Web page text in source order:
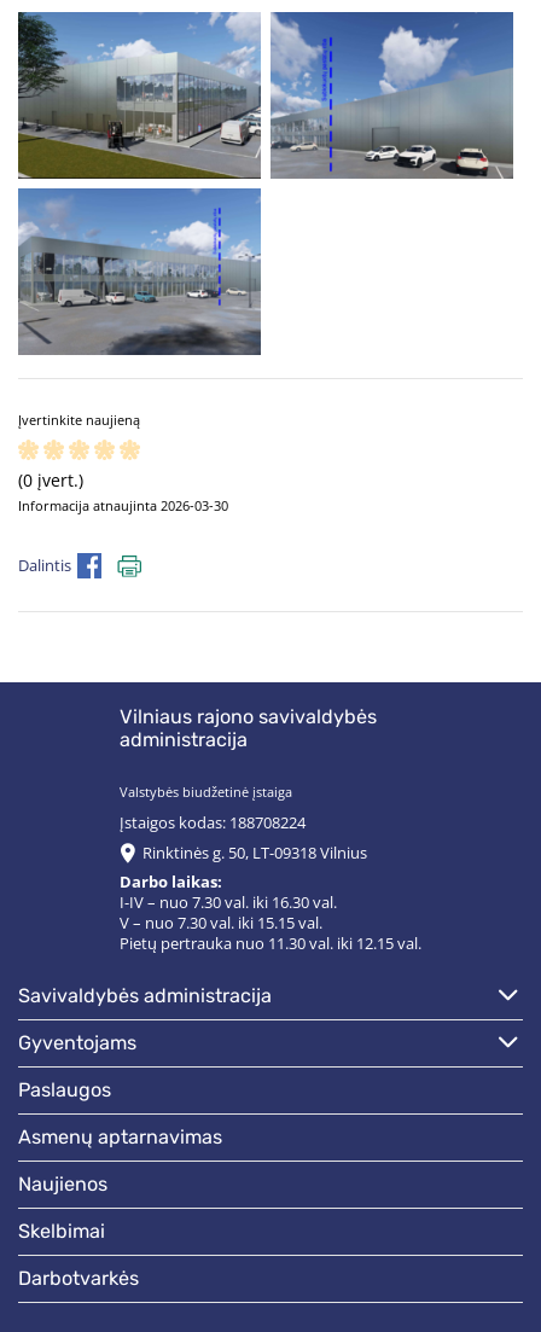
Įvertinkite naujieną
(0 įvert.)
Informacija atnaujinta 2026-03-30
Dalintis
Vilniaus rajono savivaldybės
administracija
Valstybės biudžetinė įstaiga
Įstaigos kodas: 188708224
Rinktinės g. 50, LT-09318 Vilnius
Darbo laikas:
I-IV – nuo 7.30 val. iki 16.30 val.
V – nuo 7.30 val. iki 15.15 val.
Pietų pertrauka nuo 11.30 val. iki 12.15 val.
savivaldybės administracija
gyventojams
paslaugos
asmenų aptarnavimas
naujienos
skelbimai
darbotvarkės